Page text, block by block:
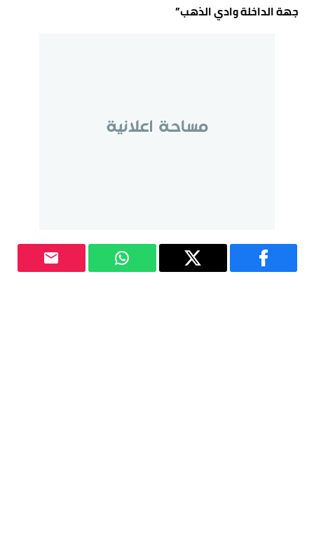
جهة الداخلة وادي الذهب”